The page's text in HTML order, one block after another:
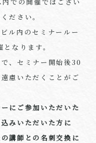
ださい。
ル内のセミナールー
なります。
、セミナー開始後30
慮いただくことがご
にご参加いただいた
みいただいた方に
講師との名刺交換に